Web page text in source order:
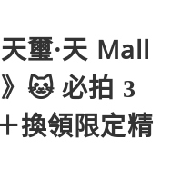
璽·天 Mall
🐱 必拍 3
換領限定精